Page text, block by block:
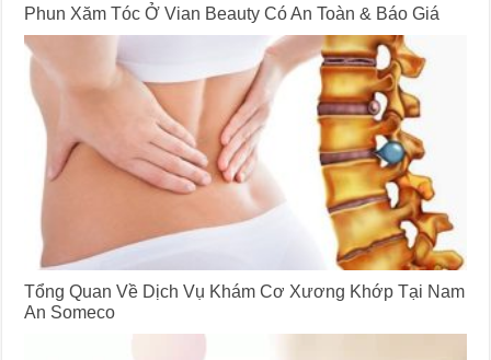
Phun Xăm Tóc Ở Vian Beauty Có An Toàn & Báo Giá
Tổng Quan Về Dịch Vụ Khám Cơ Xương Khớp Tại Nam
An Someco